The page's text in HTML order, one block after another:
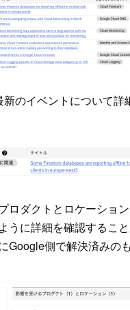
新のイベントについて詳
ロダクトとロケーショ
うに詳細を確認すること
Google側で解決済みのも